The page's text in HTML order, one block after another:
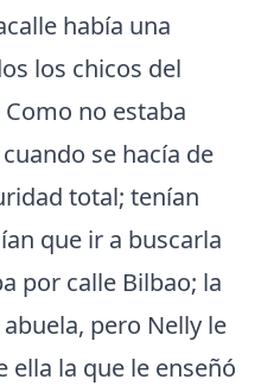
había una
los chicos del
no estaba
se hacía de
total; tenían
que ir a buscarla
por calle Bilbao; la
pero Nelly le
ella la que le enseñó